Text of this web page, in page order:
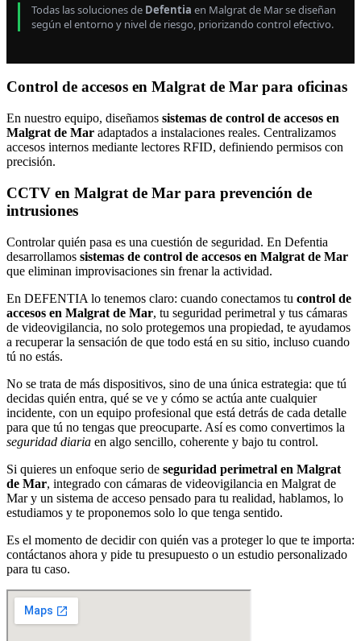
Todas las soluciones de Defentia en Malgrat de Mar se diseñan
según el entorno y nivel de riesgo, priorizando control efectivo.
Control de accesos en Malgrat de Mar para oficinas
En nuestro equipo, diseñamos sistemas de control de accesos en
Malgrat de Mar adaptados a instalaciones reales. Centralizamos
accesos internos mediante lectores RFID, definiendo permisos con
precisión.
CCTV en Malgrat de Mar para prevención de
intrusiones
Controlar quién pasa es una cuestión de seguridad. En Defentia
desarrollamos sistemas de control de accesos en Malgrat de Mar
que eliminan improvisaciones sin frenar la actividad.
En DEFENTIA lo tenemos claro: cuando conectamos tu control de
accesos en Malgrat de Mar, tu seguridad perimetral y tus cámaras
de videovigilancia, no solo protegemos una propiedad, te ayudamos
a recuperar la sensación de que todo está en su sitio, incluso cuando
tú no estás.
No se trata de más dispositivos, sino de una única estrategia: que tú
decidas quién entra, qué se ve y cómo se actúa ante cualquier
incidente, con un equipo profesional que está detrás de cada detalle
para que tú no tengas que preocuparte. Así es como convertimos la
seguridad diaria en algo sencillo, coherente y bajo tu control.
Si quieres un enfoque serio de seguridad perimetral en Malgrat
de Mar, integrado con cámaras de videovigilancia en Malgrat de
Mar y un sistema de acceso pensado para tu realidad, hablamos, lo
estudiamos y te proponemos solo lo que tenga sentido.
Es el momento de decidir con quién vas a proteger lo que te importa:
contáctanos ahora y pide tu presupuesto o un estudio personalizado
para tu caso.